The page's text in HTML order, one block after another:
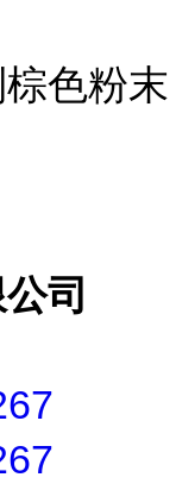
色粉末
司